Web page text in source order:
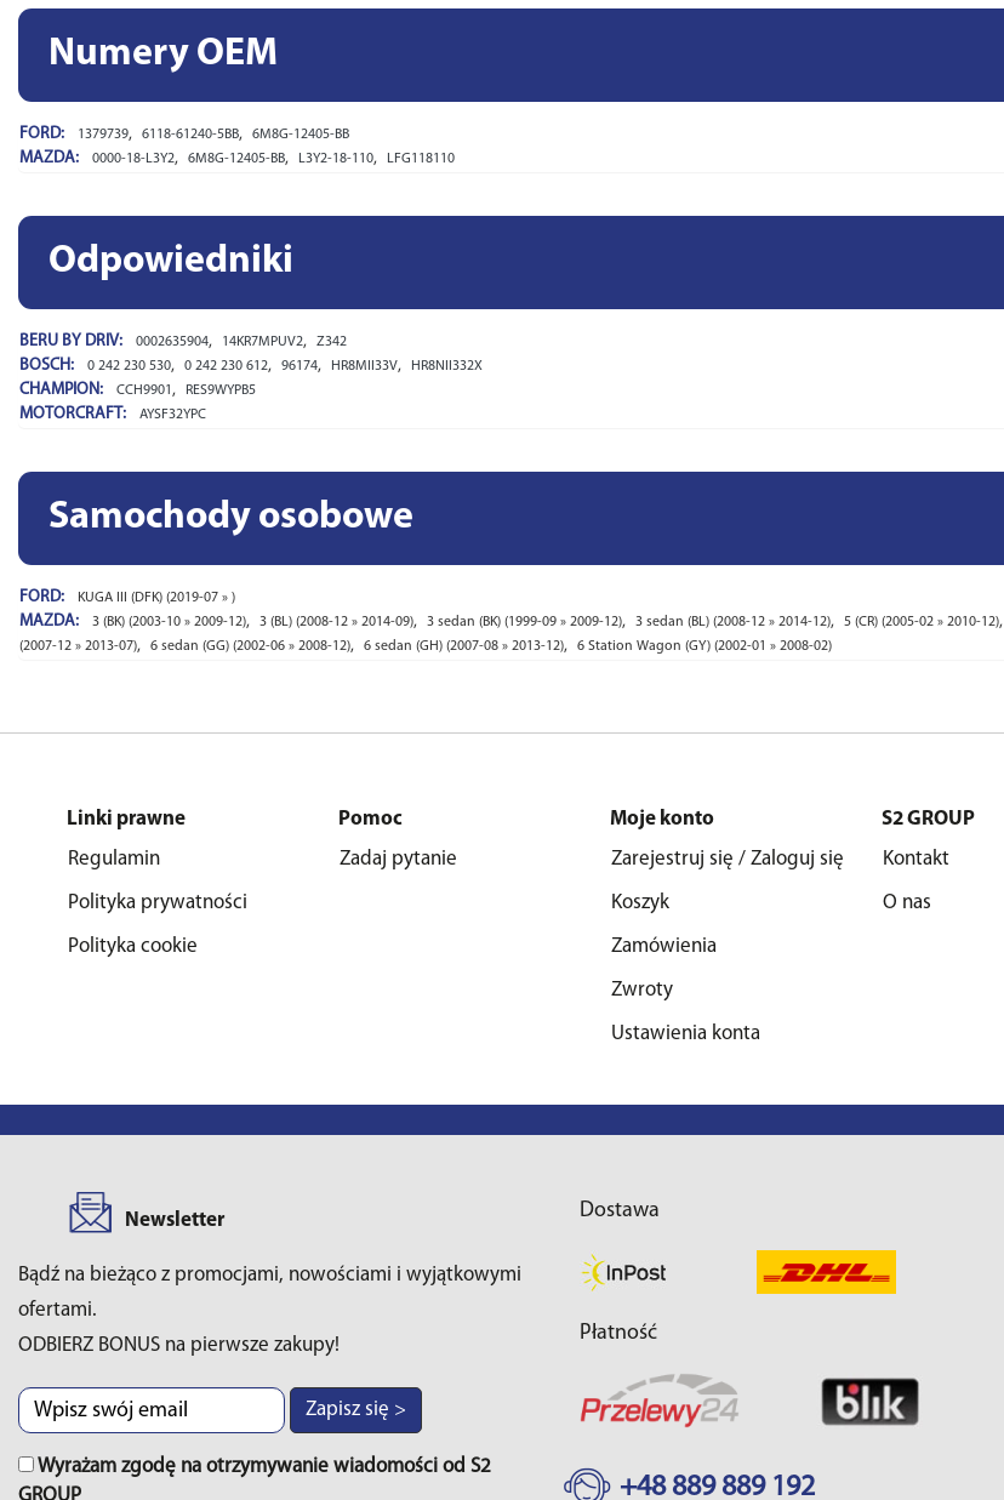
Numery OEM
FORD: 1379739, 6118-61240-5BB, 6M8G-12405-BB
MAZDA: 0000-18-L3Y2, 6M8G-12405-BB, L3Y2-18-110, LFG118110
Odpowiedniki
BERU BY DRIV: 0002635904, 14KR7MPUV2, Z342
BOSCH: 0 242 230 530, 0 242 230 612, 96174, HR8MII33V, HR8NII332X
CHAMPION: CCH9901 , RES9WYPB5
MOTORCRAFT: AYSF32YPC
Samochody osobowe
FORD: KUGA III (DFK) (2019-07 » )
MAZDA: 3 (BK) (2003-10 » 2009-12), 3 (BL) (2008-12 » 2014-09), 3 sedan (BK) (1999-09 » 2009-12), 3 sedan (BL) (2008-12 » 2014-12), 5 (CR) (2005-02 » 2010-12),
(2007-12 » 2013-07), 6 sedan (GG) (2002-06 » 2008-12), 6 sedan (GH) (2007-08 » 2013-12), 6 Station Wagon (GY) (2002-01 » 2008-02)
Linki prawne
Regulamin
Polityka prywatności
Polityka cookie
Pomoc
Zadaj pytanie
Moje konto
Zarejestruj się / Zaloguj się
Koszyk
Zamówienia
Zwroty
Ustawienia konta
S2 GROUP
Kontakt
O nas
Newsletter
Bądź na bieżąco z promocjami, nowościami i wyjątkowymi
ofertami.
ODBIERZ BONUS na pierwsze zakupy!
Zapisz się >
Wyrażam zgodę na otrzymywanie wiadomości od S2
GROUP
Dostawa
Płatność
+48 889 889 192